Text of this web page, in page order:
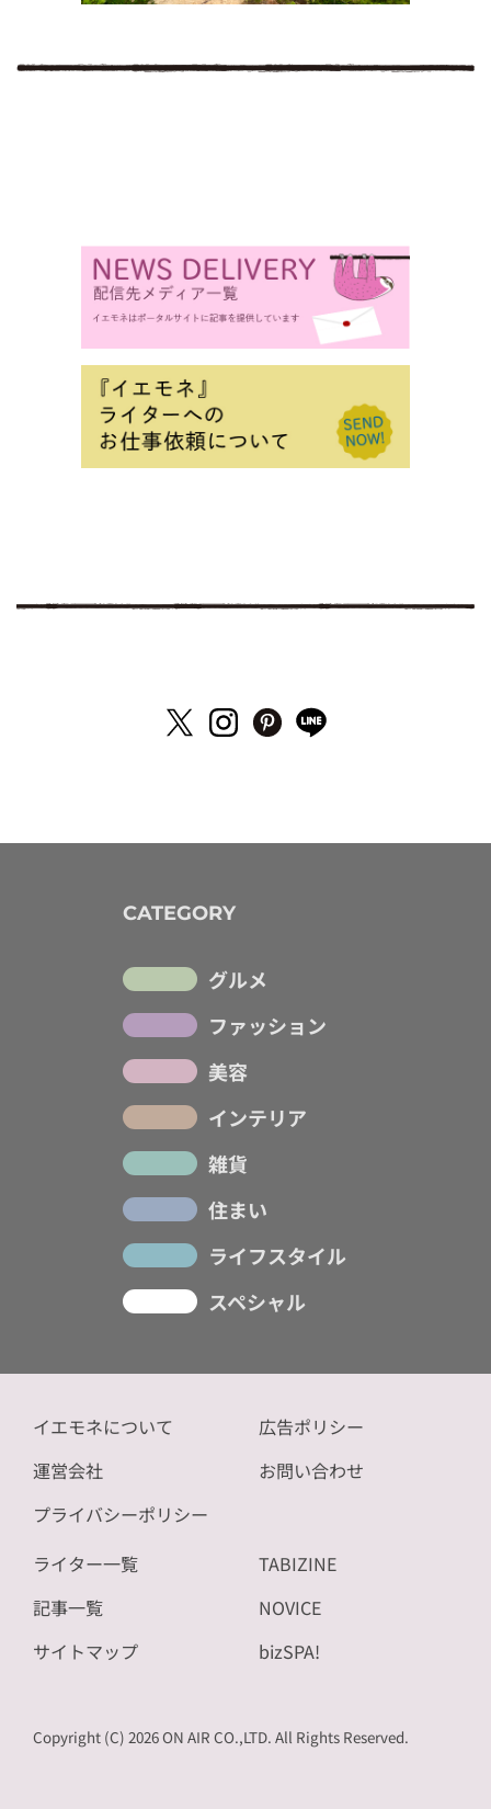
CATEGORY
グルメ
ファッション
美容
インテリア
雑貨
住まい
ライフスタイル
スペシャル
イエモネについて
運営会社
プライバシーポリシー
広告ポリシー
お問い合わせ
ライター一覧
記事一覧
サイトマップ
TABIZINE
NOVICE
bizSPA!
Copyright (C) 2026 ON AIR CO.,LTD. All Rights Reserved.